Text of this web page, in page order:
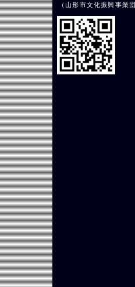
（山形市文化振興事業団